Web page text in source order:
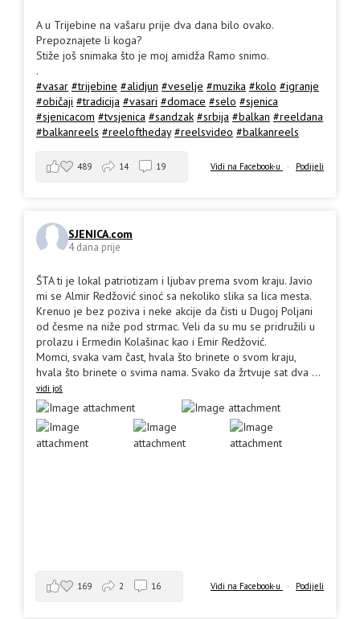
A u Trijebine na vašaru prije dva dana bilo ovako.
Prepoznajete li koga?
Stiže još snimaka što je moj amidža Ramo snimo.
.
#vasar #trijebine #alidjun #veselje #muzika #kolo #igranje
#običaji #tradicija #vasari #domace #selo #sjenica
#sjenicacom #tvsjenica #sandzak #srbija #balkan #reeldana
#balkanreels #reeloftheday #reelsvideo #balkanreels
Vidi na Facebook-u · Podijeli
489 14 19
SJENICA.com
4 dana prije
ŠTA ti je lokal patriotizam i ljubav prema svom kraju. Javio
mi se Almir Redžović sinoć sa nekoliko slika sa lica mesta.
Krenuo je bez poziva i neke akcije da čisti u Dugoj Poljani
od česme na niže pod strmac. Veli da su mu se pridružili u
prolazu i Ermedin Kolašinac kao i Emir Redžović.
Momci, svaka vam čast, hvala što brinete o svom kraju,
hvala što brinete o svima nama. Svako da žrtvuje sat dva ...
vidi još
Vidi na Facebook-u · Podijeli
169 2 16